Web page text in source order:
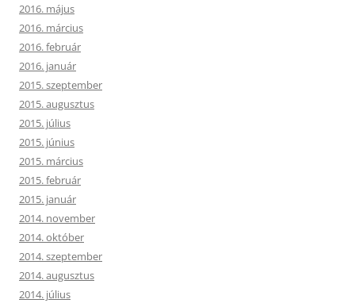
2016. május
2016. március
2016. február
2016. január
2015. szeptember
2015. augusztus
2015. július
2015. június
2015. március
2015. február
2015. január
2014. november
2014. október
2014. szeptember
2014. augusztus
2014. július